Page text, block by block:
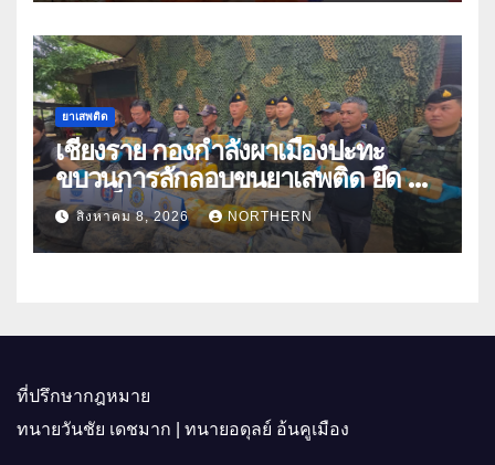
ยาเสพติด
เชียงราย กองกำลังผาเมืองปะทะ
ขบวนการลักลอบขนยาเสพติด ยึด 2
ล้านเม็ด
สิงหาคม 8, 2026 NORTHERN
ที่ปรึกษากฎหมาย
ทนายวันชัย เดชมาก | ทนายอดุลย์ อ้นคูเมือง